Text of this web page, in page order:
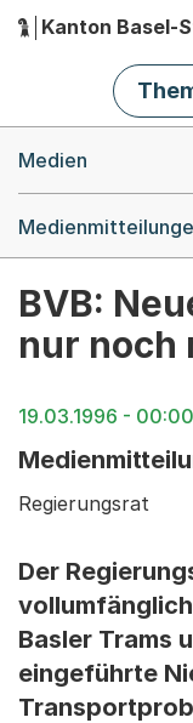
Hauptnavigation
Kanton Basel-
Medien
BVB:
nur noch
19.03.1996 - 00:00
Regierungsrat
Der
Basler Trams
eingeführte